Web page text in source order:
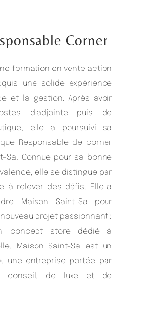
Corner
formation en vente action
une solide expérience
et la gestion. Après avoir
d’adjointe puis de
elle a poursuivi sa
Responsable de corner
Sa. Connue pour sa bonne
elle se distingue par
à relever des défis. Elle a
Maison Saint-Sa pour
projet passionnant :
concept store dédié à
Maison Saint-Sa est un
une entreprise portée par
conseil, de luxe et de